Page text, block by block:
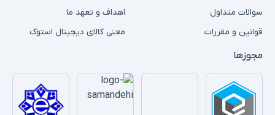
آنلاین. شامل کابل‌های LAN (Ethernet) که اتصال پایدار و بدون تأخیر
فراهم می‌کنند.
تجهیزات الکترونیکی استفاده می‌شود. این کابل‌ها اغلب از مواد مقاوم
ساخته می‌شوند تا جریان برق را بدون خطر منتقل کنند و می‌توانند
سوالات متداول
قوانین و مقررات
اهداف و تعهد ما
معنی کالای دیجیتال استوک
مجوزها